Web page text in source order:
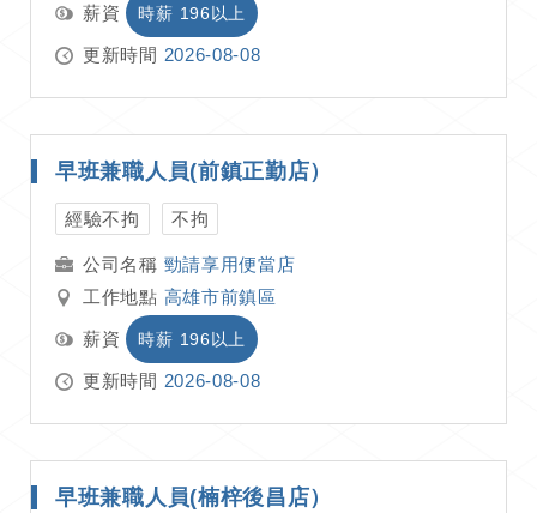
薪資 時薪 196以上
更新時間 2026-08-08
早班兼職人員(前鎮正勤店）
經驗不拘 不拘
勁請享用便當店
工作地點 高雄市前鎮區
薪資 時薪 196以上
更新時間 2026-08-08
早班兼職人員(楠梓後昌店）